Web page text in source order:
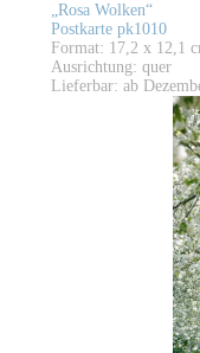
„Rosa Wolken“
Postkarte pk1010
Format: 17,2 x 12,1
Ausrichtung: quer
Lieferbar: ab